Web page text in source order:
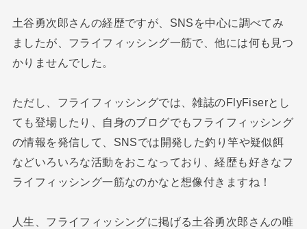
土谷勇次郎さんの経歴ですが、SNSを中心に調べてみ
ましたが、フライフィッシング一筋で、他には何も見つ
かりませんでした。
ただし、フライフィッシングでは、雑誌のFlyFiserとし
ても登場したり、自身のブログでもフライフィッシング
の情報を発信して、SNSでは開発した釣り竿や疑似餌
などいろいろな活動をおこなっており、経歴も好きなフ
ライフィッシング一筋なのかなと想像付きますね！
人生、フライフィッシングに掲げる土谷勇次郎さんの唯